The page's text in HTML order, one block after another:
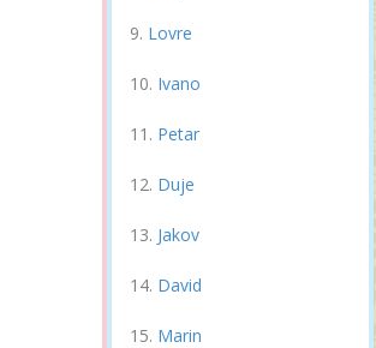
Lovre
Ivano
Petar
Duje
Jakov
David
Marin